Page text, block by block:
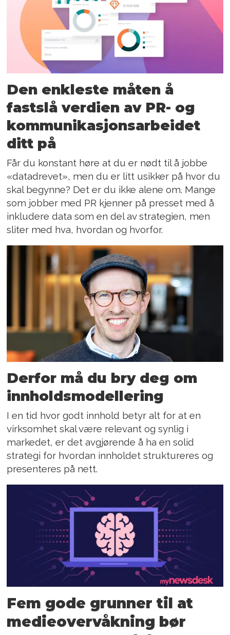
Den enkleste måten å
fastslå verdien av PR- og
kommunikasjonsarbeidet
ditt på
Får du konstant høre at du er nødt til å jobbe
«datadrevet», men du er litt usikker på hvor du
skal begynne? Det er du ikke alene om. Mange
som jobber med PR kjenner på presset med å
inkludere data som en del av strategien, men
sliter med hva, hvordan og hvorfor.
Derfor må du bry deg om
innholdsmodellering
I en tid hvor godt innhold betyr alt for at en
virksomhet skal være relevant og synlig i
markedet, er det avgjørende å ha en solid
strategi for hvordan innholdet struktureres og
presenteres på nett.
Fem gode grunner til at
medie­overvåkning bør